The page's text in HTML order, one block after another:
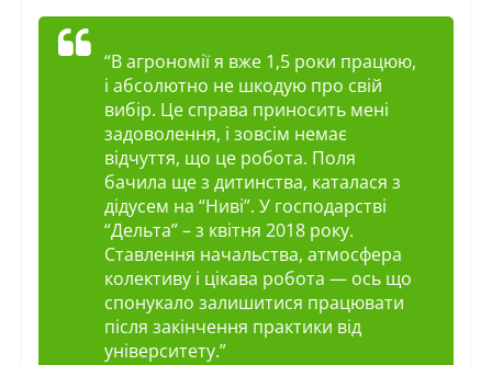
“В агрономії я вже 1,5 роки працюю,
і абсолютно не шкодую про свій
вибір. Це справа приносить мені
задоволення, і зовсім немає
відчуття, що це робота. Поля
бачила ще з дитинства, каталася з
дідусем на “Ниві”. У господарстві
“Дельта” – з квітня 2018 року.
Ставлення начальства, атмосфера
колективу і цікава робота — ось що
спонукало залишитися працювати
після закінчення практики від
університету.”